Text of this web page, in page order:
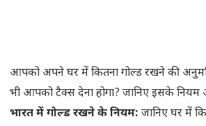
आपको अपने घर में कितना गोल्ड रखने की
भी आपको टैक्स देना होगा? जानिए इसके नियम
भारत में गोल्ड रखने के नियम: जानिए घर में